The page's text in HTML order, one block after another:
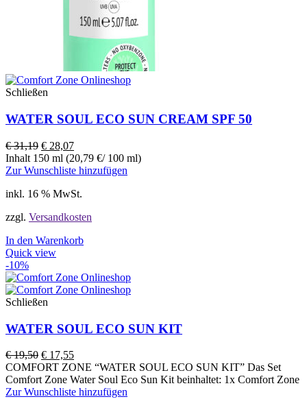
Schließen
WATER SOUL ECO SUN CREAM SPF 50
€31,19 € 28,07
Inhalt 150 ml (20,79 €/ 100 ml)
Zur Wunschliste hinzufügen
inkl. 16 % MwSt.
zzgl. Versandkosten
In den Warenkorb
Quick view
-10%
Schließen
WATER SOUL ECO SUN KIT
€19,50 € 17,55
COMFORT ZONE “WATER SOUL ECO SUN KIT” Das Set
Comfort Zone Water Soul Eco Sun Kit beinhaltet: 1x Comfort Zone
Zur Wunschliste hinzufügen